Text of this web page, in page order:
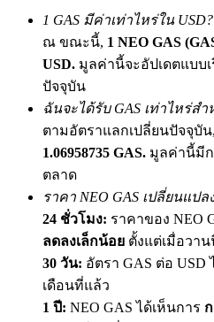
BTC Welcome Rewards
Deposit & Trade BTC to
Deposit CASHCAT & Win
1 GAS มีค่าเท่าไหร่ใน USD?
ณ ขณะนี้, 1 NEO GAS
USD. มูลค่านี้จะอัปเดตแบบ
ปัจจุบัน
ฉันจะได้รับ GAS เท่าไหร่สำ
ตามอัตราแลกเปลี่ยนปัจจุบัน,
1.06958735 GAS. มูลค่านี้มี
ตลาด
ราคา NEO GAS เปลี่ยนแป
24 ชั่วโมง: ราคาของ NEO
ลดลงเล็กน้อย ตั้งแต่เมื่อวาน
30 วัน: อัตรา GAS ต่อ USD
เดือนที่แล้ว
1 ปี: NEO GAS ได้เห็นการ